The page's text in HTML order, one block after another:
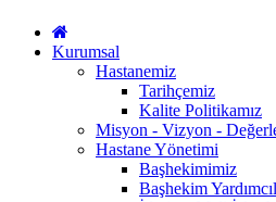
Kurumsal
Hastanemiz
Tarihçemiz
Kalite Politikamız
Misyon - Vizyon -
Hastane Yönetimi
Başhekimimiz
Başhekim